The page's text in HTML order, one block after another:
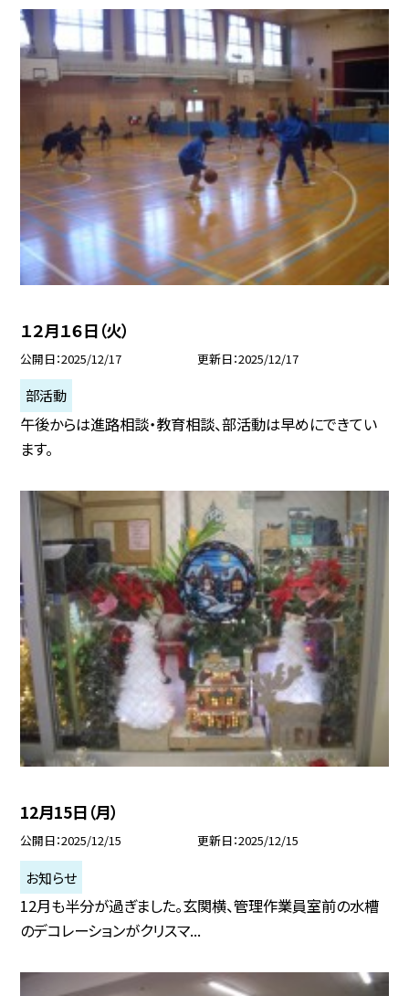
１２月１６日（火）
公開日 2025/12/17 更新日 2025/12/17
部活動
午後からは進路相談・教育相談、部活動は早めにできてい
ます。
12月15日（月）
公開日 2025/12/15 更新日 2025/12/15
お知らせ
12月も半分が過ぎました。玄関横、管理作業員室前の水槽
のデコレーションがクリスマ...